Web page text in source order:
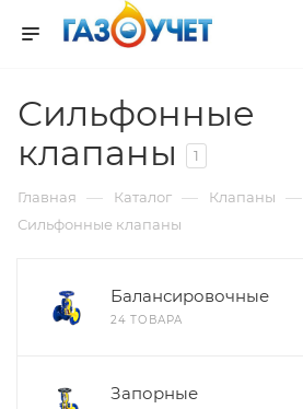
Сильфонные
клапаны
1
Главная — Каталог — Клапаны —
Сильфонные клапаны
Балансировочные
24 ТОВАРА
Запорные